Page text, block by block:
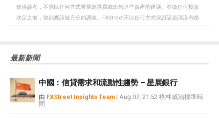
板
僅供參考，不應以任何方式被視為購買或出售這些資產的建議。在做任何投資
決定之前，你都應該做充分的調查。FXStreet不以任何方式保證該資訊沒有錯
觀點，並不代表FXStreet或其廣告商的官方政策或立場。作者不對本頁連結的
如果文章正文中沒有明確提到，在撰寫本文時，作者在本文中提到的任何股票
中都沒有頭寸，也沒有與文中提到的任何公司有業務關係。除了FXStreet，作
者沒有收到撰寫這篇文章的報酬。
FXStreet和作者不提供個性化的建議。作者對該資訊的準確性、完整性或適用
最新新聞
中國：信貸需求和流動性趨勢 – 星展銀行
由 FXStreet Insights Team | Aug 07, 21:52 格林威治標準時
間